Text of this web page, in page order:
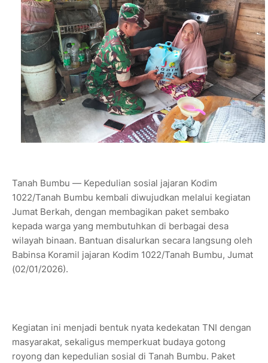
Tanah Bumbu — Kepedulian sosial jajaran Kodim
1022/Tanah Bumbu kembali diwujudkan melalui kegiatan
Jumat Berkah, dengan membagikan paket sembako
kepada warga yang membutuhkan di berbagai desa
wilayah binaan. Bantuan disalurkan secara langsung oleh
Babinsa Koramil jajaran Kodim 1022/Tanah Bumbu, Jumat
(02/01/2026).
Kegiatan ini menjadi bentuk nyata kedekatan TNI dengan
masyarakat, sekaligus memperkuat budaya gotong
royong dan kepedulian sosial di Tanah Bumbu. Paket